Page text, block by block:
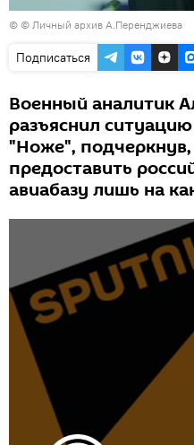
© © Личный архив А.Перенджиева
Подписаться
Военный аналитик
разъяснил
"Ноже",
предоставить
авиабазу лишь на